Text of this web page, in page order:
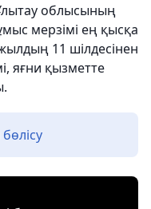
облысының
мерзімі ең қысқа
11 шілдесінен
яғни қызметте